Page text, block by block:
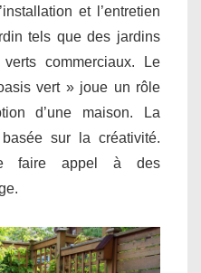
et l’entretien
tels que des jardins
commerciaux. Le
vert » joue un rôle
d’une maison. La
sur la créativité.
faire appel à des